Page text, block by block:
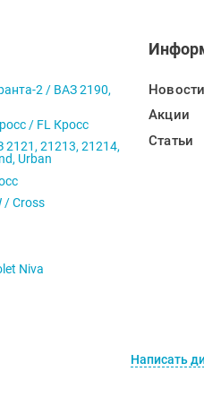
2 / ВАЗ 2190,
/ FL Кросс
21213, 21214,
Urban
/ Cross
Niva
Новости
Акции
Статьи
Написать